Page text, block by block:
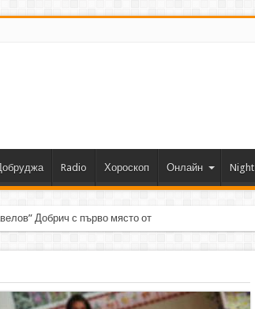
Radio Хороскоп Онлайн Night
Добрич с първо място от форум по роботика